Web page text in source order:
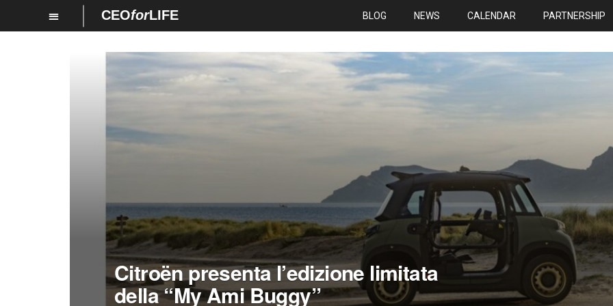
CEOforLIFE BLOG NEWS CALENDAR PARTNERSHIP
Citroën presenta l’edizione limitata
della “My Ami Buggy”